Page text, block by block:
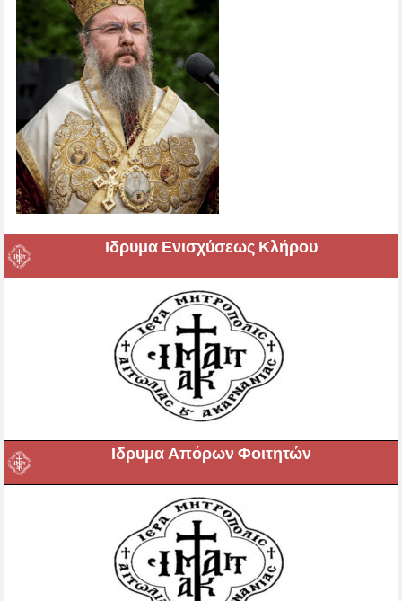
Ιδρυμα Ενισχύσεως Κλήρου
Ιδρυμα Απόρων Φοιτητών